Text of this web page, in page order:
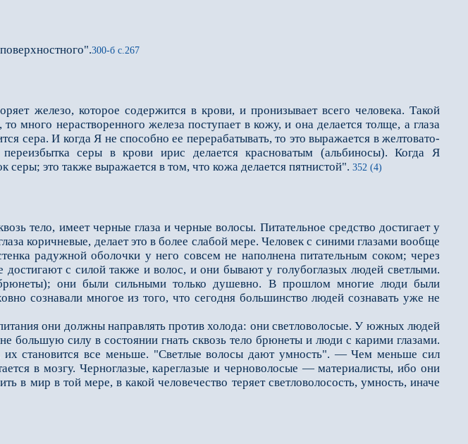
300-б с.267
железо, которое содержится в крови, и пронизывает всего человека. Такой
мно­го нерастворенного железа поступает в кожу, и она делается толще, а глаза
сера. И когда Я не способно ее перерабатывать, то это выражается в желтовато-
серы в крови ирис делается красноватым (альбиносы). Когда Я
серы; это также выражается в том, что кожа делается пятнистой". 352 (4)
тело, имеет черные глаза и черные волосы. Питательное средство достигает у
коричневые, делает это в более слабой мере. Человек с синими глазами вообще
радужной оболочки у него совсем не наполнена питательным соком; через
достигают с силой также и во­лос, и они бывают у голубоглазых людей светлыми.
они были сильными только душевно. В прошлом многие люди были
сознавали многое из того, что сегодня большинство людей сознавать уже не
они должны направлять против холода: они светловолосые. У южных людей
боль­шую силу в состоянии гнать сквозь тело брюнеты и люди с карими глазами.
становится все меньше. "Светлые волосы дают умность". — Чем меньше сил
в мозгу. Черноглазые, кареглазые и черно­волосые — материалисты, ибо они
в мир в той мере, в какой человечество теряет светловолосость, умность, иначе